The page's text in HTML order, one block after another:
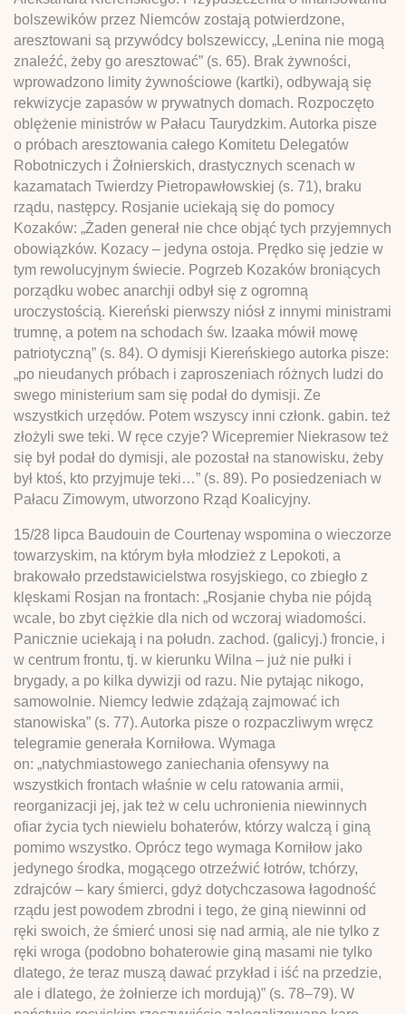
bolszewików przez Niemców zostają potwierdzone,
aresztowani są przywódcy bolszewiccy, „Lenina nie mogą
znaleźć, żeby go aresztować” (s. 65). Brak żywności,
wprowadzono limity żywnościowe (kartki), odbywają się
rekwizycje zapasów w prywatnych domach. Rozpoczęto
oblężenie ministrów w Pałacu Taurydzkim. Autorka pisze
o próbach aresztowania całego Komitetu Delegatów
Robotniczych i Żołnierskich, drastycznych scenach w
kazamatach Twierdzy Pietropawłowskiej (s. 71), braku
rządu, następcy. Rosjanie uciekają się do pomocy
Kozaków: „Żaden generał nie chce objąć tych przyjemnych
obowiązków. Kozacy – jedyna ostoja. Prędko się jedzie w
tym rewolucyjnym świecie. Pogrzeb Kozaków broniących
porządku wobec anarchji odbył się z ogromną
uroczystością. Kiereński pierwszy niósł z innymi ministrami
trumnę, a potem na schodach św. Izaaka mówił mowę
patriotyczną” (s. 84). O dymisji Kiereńskiego autorka pisze:
„po nieudanych próbach i zaproszeniach różnych ludzi do
swego ministerium sam się podał do dymisji. Ze
wszystkich urzędów. Potem wszyscy inni członk. gabin. też
złożyli swe teki. W ręce czyje? Wicepremier Niekrasow też
się był podał do dymisji, ale pozostał na stanowisku, żeby
był ktoś, kto przyjmuje teki…” (s. 89). Po posiedzeniach w
Pałacu Zimowym, utworzono Rząd Koalicyjny.
15/28 lipca Baudouin de Courtenay wspomina o wieczorze
towarzyskim, na którym była młodzież z Lepokoti, a
brakowało przedstawicielstwa rosyjskiego, co zbiegło z
klęskami Rosjan na frontach: „Rosjanie chyba nie pójdą
wcale, bo zbyt ciężkie dla nich od wczoraj wiadomości.
Panicznie uciekają i na połudn. zachod. (galicyj.) froncie, i
w centrum frontu, tj. w kierunku Wilna – już nie pułki i
brygady, a po kilka dywizji od razu. Nie pytając nikogo,
samowolnie. Niemcy ledwie zdążają zajmować ich
stanowiska” (s. 77). Autorka pisze o rozpaczliwym wręcz
telegramie generała Korniłowa. Wymaga
on: „natychmiastowego zaniechania ofensywy na
wszystkich frontach właśnie w celu ratowania armii,
reorganizacji jej, jak też w celu uchronienia niewinnych
ofiar życia tych niewielu bohaterów, którzy walczą i giną
pomimo wszystko. Oprócz tego wymaga Korniłow jako
jedynego środka, mogącego otrzeźwić łotrów, tchórzy,
zdrajców – kary śmierci, gdyż dotychczasowa łagodność
rządu jest powodem zbrodni i tego, że giną niewinni od
ręki swoich, że śmierć unosi się nad armią, ale nie tylko z
ręki wroga (podobno bohaterowie giną masami nie tylko
dlatego, że teraz muszą dawać przykład i iść na przedzie,
ale i dlatego, że żołnierze ich mordują)” (s. 78–79). W